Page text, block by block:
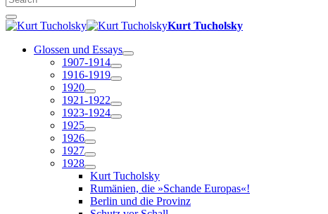
Kurt Tucholsky
Glossen und Essays
1907-1914
1916-1919
1920
1921-1922
1923-1924
1925
1926
1927
1928
Kurt Tucholsky
Rumänien, die »Schande Europas«!
Berlin und die Provinz